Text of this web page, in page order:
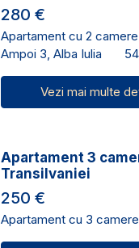
280 €
Apartament cu 2
Ampoi 3, Alba Iulia
Vezi mai multe
Apartament 3
Transilvaniei
250 €
Apartament cu 3